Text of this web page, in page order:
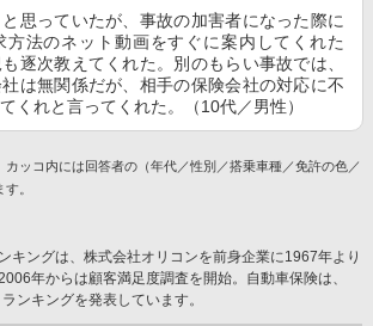
思っていたが、事故の加害者になった際に
方法のネット動画をすぐに案内してくれた
逐次教えてくれた。別のもらい事故では、
は無関係だが、相手の保険会社の対応に不
くれと言ってくれた。（10代／男性）
ッコ内には回答者の（年代／性別／搭乗車種／免許の色／
。
キングは、株式会社オリコンを前身企業に1967年より
年からは顧客満足度調査を開始。自動車保険は、
ンキングを発表しています。